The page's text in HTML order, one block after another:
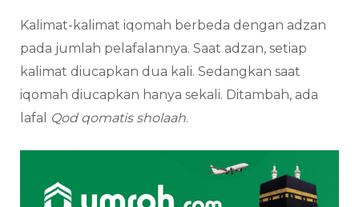
Kalimat-kalimat iqomah berbeda dengan adzan
pada jumlah pelafalannya. Saat adzan, setiap
kalimat diucapkan dua kali. Sedangkan saat
iqomah diucapkan hanya sekali. Ditambah, ada
lafal
Qod qomatis sholaah.